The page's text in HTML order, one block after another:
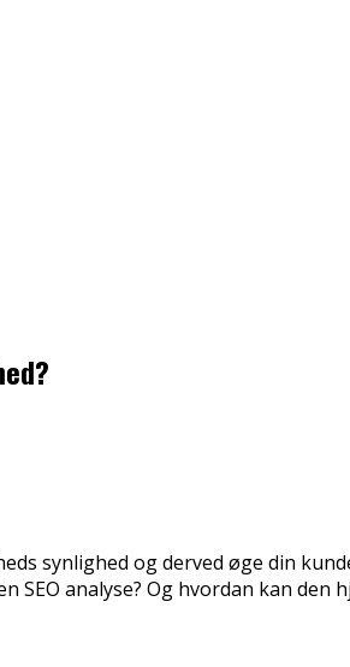
og derved øge din
analyse? Og hvordan kan den